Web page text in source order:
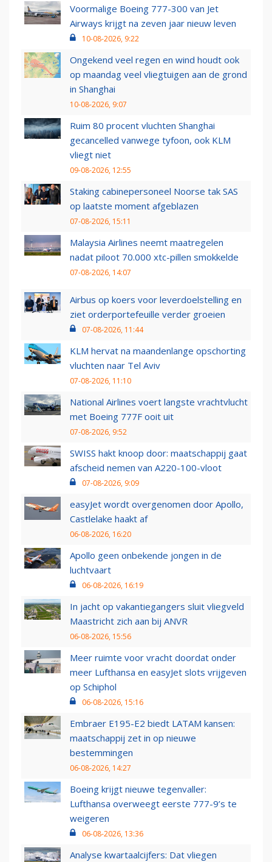
Voormalige Boeing 777-300 van Jet
Airways krijgt na zeven jaar nieuw leven
10-08-2026, 9:22
Ongekend veel regen en wind houdt ook
op maandag veel vliegtuigen aan de grond
in Shanghai
10-08-2026, 9:07
Ruim 80 procent vluchten Shanghai
gecancelled vanwege tyfoon, ook KLM
vliegt niet
09-08-2026, 12:55
Staking cabinepersoneel Noorse tak SAS
op laatste moment afgeblazen
07-08-2026, 15:11
Malaysia Airlines neemt maatregelen
nadat piloot 70.000 xtc-pillen smokkelde
07-08-2026, 14:07
Airbus op koers voor leverdoelstelling en
ziet orderportefeuille verder groeien
07-08-2026, 11:44
KLM hervat na maandenlange opschorting
vluchten naar Tel Aviv
07-08-2026, 11:10
National Airlines voert langste vrachtvlucht
met Boeing 777F ooit uit
07-08-2026, 9:52
SWISS hakt knoop door: maatschappij gaat
afscheid nemen van A220-100-vloot
07-08-2026, 9:09
easyJet wordt overgenomen door Apollo,
Castlelake haakt af
06-08-2026, 16:20
Apollo geen onbekende jongen in de
luchtvaart
06-08-2026, 16:19
In jacht op vakantiegangers sluit vliegveld
Maastricht zich aan bij ANVR
06-08-2026, 15:56
Meer ruimte voor vracht doordat onder
meer Lufthansa en easyJet slots vrijgeven
op Schiphol
06-08-2026, 15:16
Embraer E195-E2 biedt LATAM kansen:
maatschappij zet in op nieuwe
bestemmingen
06-08-2026, 14:27
Boeing krijgt nieuwe tegenvaller:
Lufthansa overweegt eerste 777-9’s te
weigeren
06-08-2026, 13:36
Analyse kwartaalcijfers: Dat vliegen